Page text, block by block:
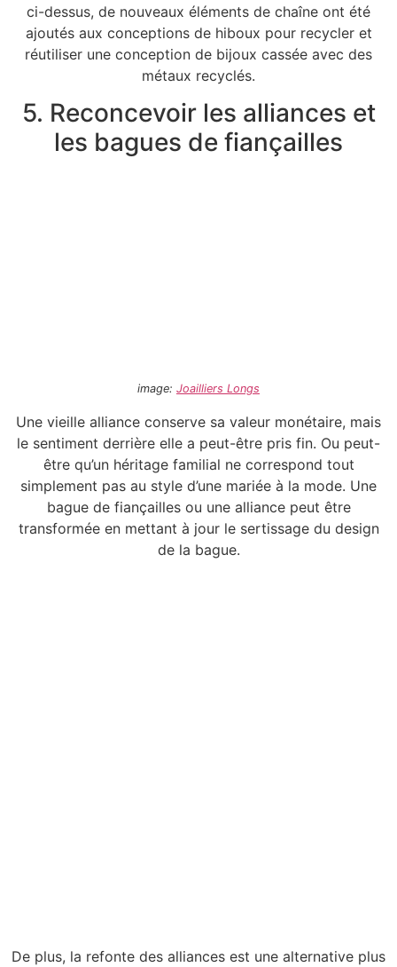
ci-dessus, de nouveaux éléments de chaîne ont été
ajoutés aux conceptions de hiboux pour recycler et
réutiliser une conception de bijoux cassée avec des
métaux recyclés.
5. Reconcevoir les alliances et
les bagues de fiançailles
image: Joailliers Longs
Une vieille alliance conserve sa valeur monétaire, mais
le sentiment derrière elle a peut-être pris fin. Ou peut-
être qu’un héritage familial ne correspond tout
simplement pas au style d’une mariée à la mode. Une
bague de fiançailles ou une alliance peut être
transformée en mettant à jour le sertissage du design
de la bague.
De plus, la refonte des alliances est une alternative plus